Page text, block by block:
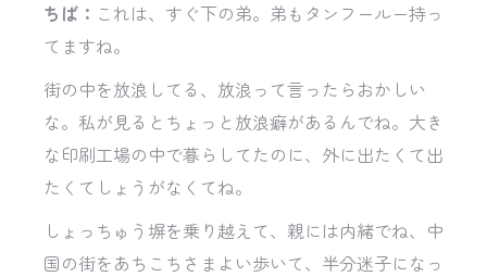
ちば： これは、すぐ下の弟。弟もタンフールー持っ
てますね。
街の中を放浪してる、放浪って言ったらおかしい
な。私が見るとちょっと放浪癖があるんでね。大き
な印刷工場の中で暮らしてたのに、外に出たくて出
たくてしょうがなくてね。
しょっちゅう塀を乗り越えて、親には内緒でね、中
国の街をあちこちさまよい歩いて、半分迷子になっ